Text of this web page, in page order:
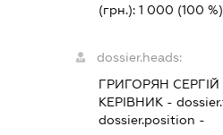
(грн.): 1 000 (100 %)
dossier.heads:
ГРИГОРЯН
КЕРІВНИК -
dossier.position -